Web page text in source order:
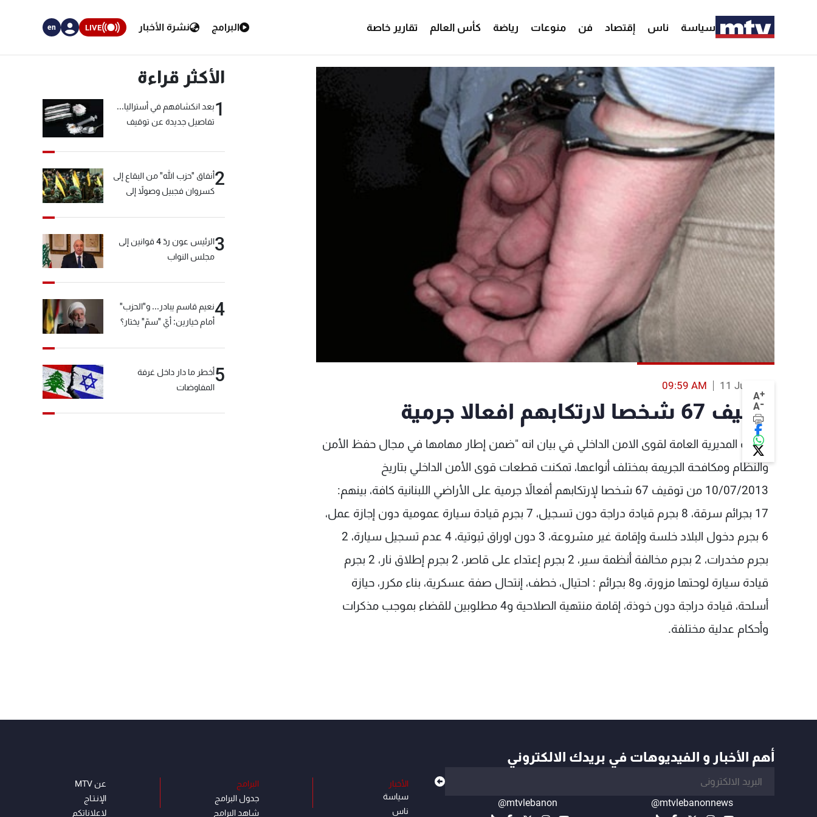
سياسة ناس إقتصاد فن منوعات رياضة كأس العالم تقارير خاصة البرامج نشرة الأخبار LIVE
en
A+
A-
11 Jul 2013
09:59 AM
توقيف 67 شخصا لارتكابهم افعالا جرمية
اعلنت المديرية العامة لقوى الامن الداخلي في بيان انه "ضمن إطار مهامها في مجال حفظ الأمن
والنظام ومكافحة الجريمة بمختلف أنواعها، تمكنت قطعات قوى الأمن الداخلي بتاريخ
10/07/2013 من توقيف 67 شخصا لإرتكابهم أفعالاً جرمية على الأراضي اللبنانية كافة، بينهم:
17 بجرائم سرقة، 8 بجرم قيادة دراجة دون تسجيل، 7 بجرم قيادة سيارة عمومية دون إجازة عمل،
6 بجرم دخول البلاد خلسة وإقامة غير مشروعة، 3 دون اوراق ثبوتية، 4 عدم تسجيل سيارة، 2
بجرم مخدرات، 2 بجرم مخالفة أنظمة سير، 2 بجرم إعتداء على قاصر، 2 بجرم إطلاق نار، 2 بجرم
قيادة سيارة لوحتها مزورة، و8 بجرائم : احتيال، خطف، إنتحال صفة عسكرية، بناء مكرر، حيازة
أسلحة، قيادة دراجة دون خوذة، إقامة منتهية الصلاحية و4 مطلوبين للقضاء بموجب مذكرات
وأحكام عدلية مختلفة.
الأكثر قراءة
1بعد انكشافهم في أستراليا...
تفاصيل جديدة عن توقيف
2أنفاق "حزب الله" من البقاع إلى
كسروان فجبيل وصولاً إلى
3
الرئيس عون ردّ 4 قوانين إلى
مجلس النواب
4نعيم قاسم يبادر... و"الحزب"
أمام خيارين: أيّ "سمّ" يختار؟
5أخطر ما دار داخل غرفة
المفاوضات
أهم الأخبار و الفيديوهات في بريدك الالكتروني
@mtvlebanonnews
@mtvlebanon
الأخبار
سياسة
ناس
البرامج
جدول البرامج
شاهد البرامج
عن MTV
الإنـتـاج
لاعلاناتكم